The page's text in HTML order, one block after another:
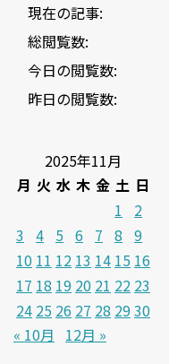
現在の記事:
総閲覧数:
今日の閲覧数:
昨日の閲覧数:
2025年11月
月 火 水 木 金 土 日
1
2
3 4 5 6 7 8 9
10 11 12 13 14 15 16
17 18 19 20 21 22 23
24 25 26 27 28 2930
« 10月
12月 »